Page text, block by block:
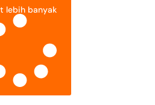
lebih banyak